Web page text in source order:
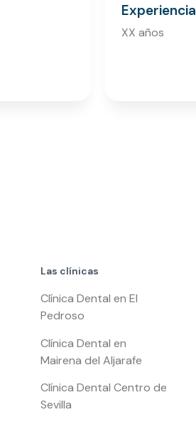
Experiencia
XX años
Las clínicas
Clínica Dental en El
Pedroso
Clínica Dental en
Mairena del Aljarafe
Clínica Dental Centro de
Sevilla